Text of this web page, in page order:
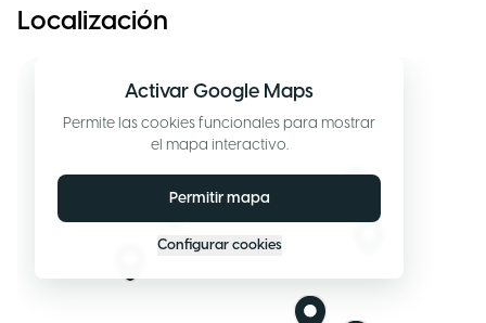
Localización
Activar Google Maps
Permite las cookies funcionales para mostrar
el mapa interactivo.
Permitir mapa
Configurar cookies